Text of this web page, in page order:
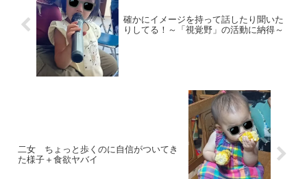
確かにイメージを持って話したり聞いた
りしてる！～「視覚野」の活動に納得～
二女 ちょっと歩くのに自信がついてき
た様子＋食欲ヤバイ